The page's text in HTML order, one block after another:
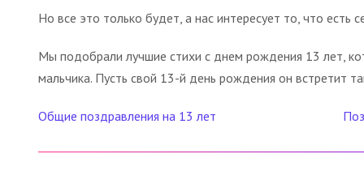
Но все это только будет, а нас интересует то, что
Мы подобрали лучшие стихи с днем рождения 13 лет,
мальчика. Пусть свой 13-й день рождения он встретит
Общие поздравления на 13 лет